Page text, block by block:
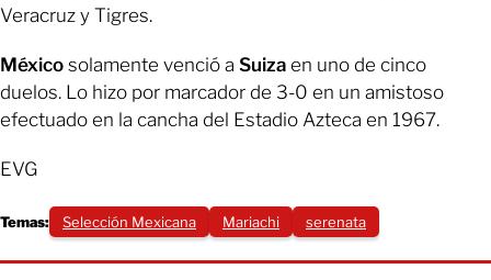
Veracruz y Tigres.
México solamente venció a Suiza en uno de cinco
duelos. Lo hizo por marcador de 3-0 en un amistoso
efectuado en la cancha del Estadio Azteca en 1967.
EVG
Temas: Selección Mexicana Mariachi serenata